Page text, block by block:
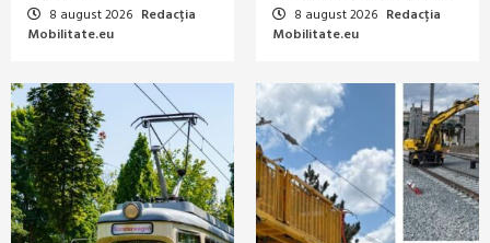
8 august 2026 Redacția
Mobilitate.eu
8 august 2026 Redacția
Mobilitate.eu